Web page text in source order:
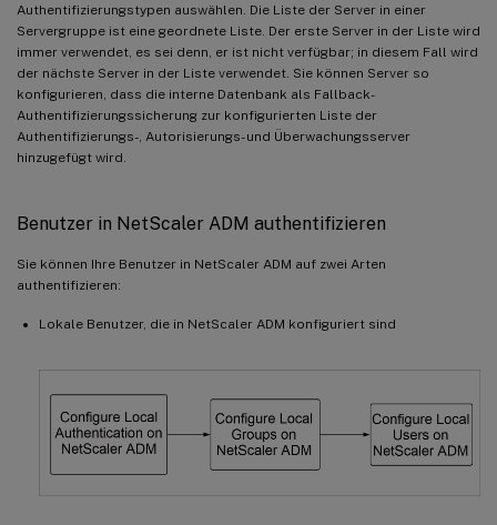
Authentifizierungstypen auswählen. Die Liste der Server in einer
Servergruppe ist eine geordnete Liste. Der erste Server in der Liste wird
immer verwendet, es sei denn, er ist nicht verfügbar; in diesem Fall wird
der nächste Server in der Liste verwendet. Sie können Server so
konfigurieren, dass die interne Datenbank als Fallback-
Authentifizierungssicherung zur konfigurierten Liste der
Authentifizierungs-, Autorisierungs- und Überwachungsserver
hinzugefügt wird.
Benutzer in NetScaler ADM authentifizieren
Sie können Ihre Benutzer in NetScaler ADM auf zwei Arten
authentifizieren:
Lokale Benutzer, die in NetScaler ADM konfiguriert sind